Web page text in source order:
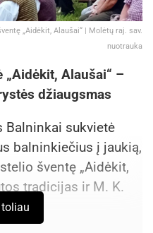
„Aidėkit, Alaušai“ | Molėtų raj. sav.
nuotrauka
Alaušai“ –
džiaugsmas
Balninkai sukvietė
balninkiečius į jaukią,
šventę „Aidėkit,
tradicijas ir M. K.